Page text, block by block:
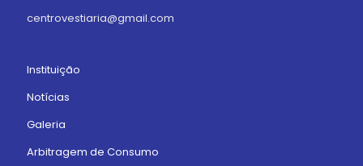
centrovestiaria@gmail.com
Instituição
Notícias
Galeria
Arbitragem de Consumo